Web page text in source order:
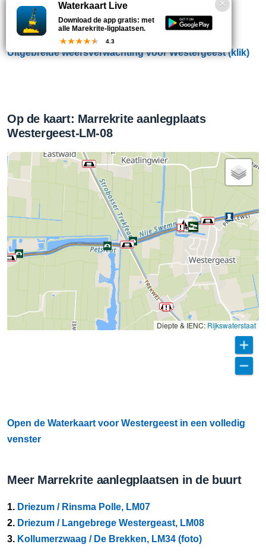
Straks:Droog, warm en zonnig weekend.
Uitgebreide weersverwachting voor Westergeest (klik)
Op de kaart: Marrekrite aanlegplaats
Westergeest-LM-08
Diepte & IENC: Rijkswaterstaat
Open de Waterkaart voor Westergeest in een volledig
venster
Meer Marrekrite aanlegplaatsen in de buurt
1. Driezum / Rinsma Polle, LM07
2. Driezum / Langebrege Westergeast, LM08
3. Kollumerzwaag / De Brekken, LM34 (foto)
Waterkaart Live
Download de app gratis: met
alle Marekrite-ligplaatsen.
4.3